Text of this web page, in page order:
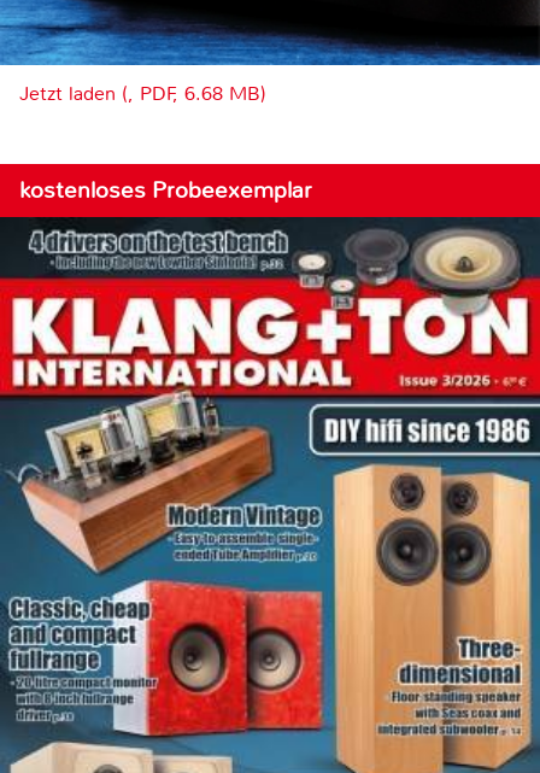
Jetzt laden (, PDF, 6.68 MB)
kostenloses Probeexemplar